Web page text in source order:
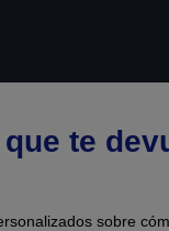
te
sobre